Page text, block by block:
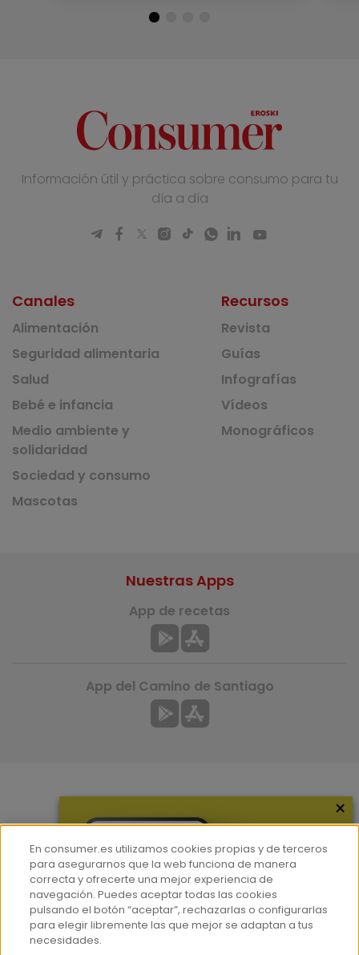
Información útil y práctica sobre consumo para tu
día a día
Canales
Alimentación
Seguridad alimentaria
Salud
Bebé e infancia
Medio ambiente y
solidaridad
Sociedad y consumo
Mascotas
Recursos
Revista
Guías
Infografías
Vídeos
Monográficos
Hemeroteca
Contacto
Prensa
Corpus Lingüístico Consumer
Nuestras Apps
App de recetas
App del Camino de Santiago
×
En consumer.es utilizamos cookies propias y de terceros
para asegurarnos que la web funciona de manera
correcta y ofrecerte una mejor experiencia de
navegación. Puedes aceptar todas las cookies
pulsando el botón “aceptar”, rechazarlas o configurarlas
para elegir libremente las que mejor se adaptan a tus
necesidades.